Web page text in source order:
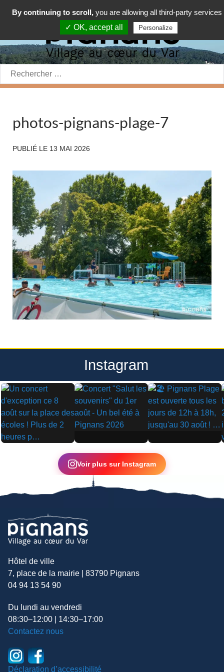
Rechercher:
photos-pignans-plage-7
PUBLIÉ LE 13 MAI 2026
Instagram
▶
▶ ▶
Voir plus sur Instagram
Hôtel de ville
7, place de la mairie | 83790 Pignans
04 94 13 54 90
Du lundi au vendredi
08:30–12:00 | 14:30–17:00
Contactez nous
Déclaration d’accessibilité
By continuing to scroll, you are allowing all third-party services
✓ OK, accept all
Personalize